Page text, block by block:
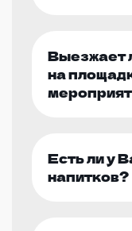
Выезжает
на
Есть ли у
напитков?